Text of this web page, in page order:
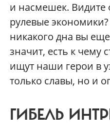
и насмешек. Видите
рулевые
никакого дна вы
значит, есть к чему
ищут наши герои в
только славы, но и
ГИБЕЛЬ